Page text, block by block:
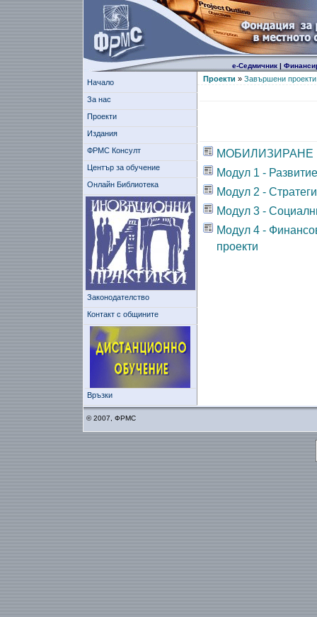
е-Седмичник|
Начало
За нас
Проекти
Издания
ФРМС Консулт
Център за обучение
Онлайн Библиотека
Законодателство
Контакт с общините
Връзки
Проекти » Завършени проекти
Модул 1 -
Модул 2 -
Модул 3 -
Модул 4 -
проекти
© 2007, ФРМС